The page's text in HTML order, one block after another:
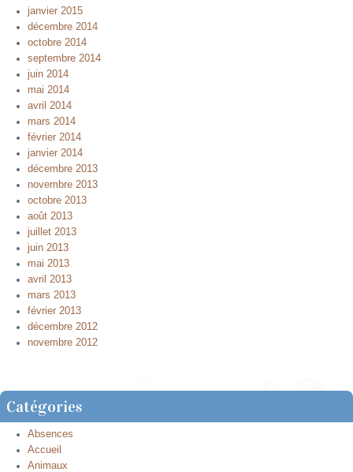
janvier 2015
décembre 2014
octobre 2014
septembre 2014
juin 2014
mai 2014
avril 2014
mars 2014
février 2014
janvier 2014
décembre 2013
novembre 2013
octobre 2013
août 2013
juillet 2013
juin 2013
mai 2013
avril 2013
mars 2013
février 2013
décembre 2012
novembre 2012
Catégories
Absences
Accueil
Animaux